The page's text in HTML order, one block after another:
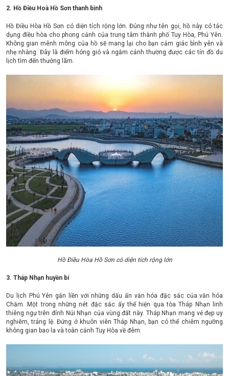
2. Hồ Điều Hoà Hồ Sơn thanh bình
Hồ Điều Hòa Hồ Sơn có diện tích rộng lớn. Đúng như tên gọi, hồ này có tác
dụng điều hòa cho phong cảnh của trung tâm thành phố Tuy Hòa, Phú Yên.
Không gian mênh mông của hồ sẽ mang lại cho bạn cảm giác bình yên và
nhẹ nhàng. Đây là điểm hóng gió và ngắm cảnh thường được các tín đồ du
lịch tìm đến thưởng lãm.
Hồ Điều Hòa Hồ Sơn có diện tích rộng lớn
3. Tháp Nhạn huyền bí
Du lịch Phú Yên gắn liền với những dấu ấn văn hóa đặc sắc của văn hóa
Chăm. Một trong những nét đặc sắc ấy thể hiện qua tòa Tháp Nhạn linh
thiêng ngự trên đỉnh Núi Nhạn của vùng đất này. Tháp Nhạn mang vẻ đẹp uy
nghiêm, tráng lệ. Đứng ở khuôn viên Tháp Nhạn, bạn có thể chiêm ngưỡng
không gian bao la và toàn cảnh Tuy Hòa về đêm.